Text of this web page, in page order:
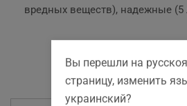
вредных веществ), надежные (5
Вы перешли на
страницу, изменить
украинский?